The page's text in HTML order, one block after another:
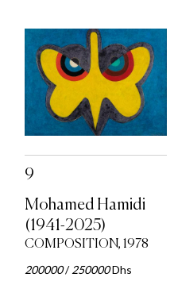
9
Mohamed Hamidi
(1941-2025)
COMPOSITION, 1978
200000/250000Dhs